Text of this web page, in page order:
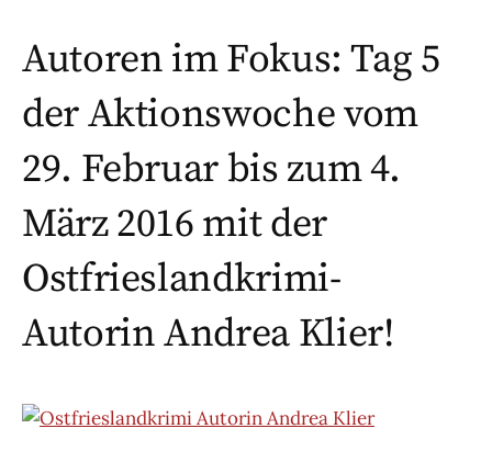
Autoren im Fokus: Tag 5
der Aktionswoche vom
29. Februar bis zum 4.
März 2016 mit der
Ostfrieslandkrimi-
Autorin Andrea Klier!